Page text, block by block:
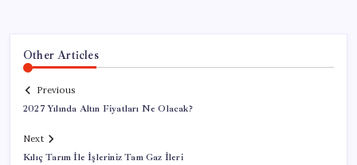
Other Articles
Previous
2027 Yılında Altın Fiyatları Ne Olacak?
Next
Kılıç Tarım İle İşleriniz Tam Gaz İleri